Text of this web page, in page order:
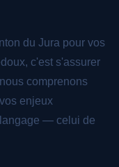
du Jura pour vos
c'est s'assurer
comprenons
enjeux
— celui de